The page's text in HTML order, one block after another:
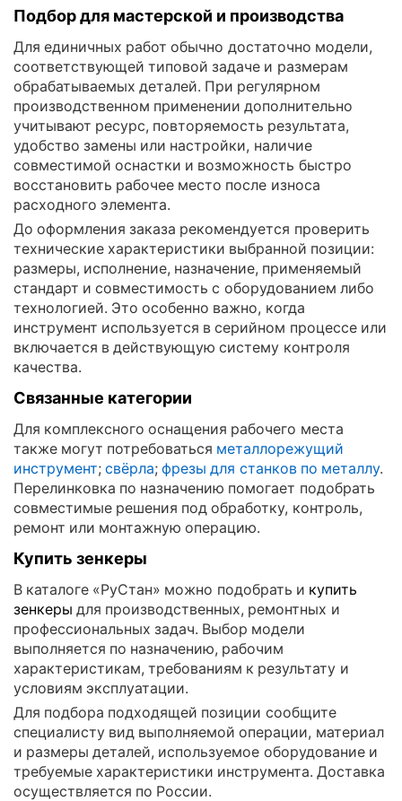
Подбор для мастерской и производства
Для единичных работ обычно достаточно модели,
соответствующей типовой задаче и размерам
обрабатываемых деталей. При регулярном
производственном применении дополнительно
учитывают ресурс, повторяемость результата,
удобство замены или настройки, наличие
совместимой оснастки и возможность быстро
восстановить рабочее место после износа
расходного элемента.
До оформления заказа рекомендуется проверить
технические характеристики выбранной позиции:
размеры, исполнение, назначение, применяемый
стандарт и совместимость с оборудованием либо
технологией. Это особенно важно, когда
инструмент используется в серийном процессе или
включается в действующую систему контроля
качества.
Связанные категории
Для комплексного оснащения рабочего места
также могут потребоваться металлорежущий
инструмент;свёрла;фрезы для станков по металлу.
Перелинковка по назначению помогает подобрать
совместимые решения под обработку, контроль,
ремонт или монтажную операцию.
Купить зенкеры
В каталоге «РуСтан» можно подобрать и купить
зенкеры для производственных, ремонтных и
профессиональных задач. Выбор модели
выполняется по назначению, рабочим
характеристикам, требованиям к результату и
условиям эксплуатации.
Для подбора подходящей позиции сообщите
специалисту вид выполняемой операции, материал
и размеры деталей, используемое оборудование и
требуемые характеристики инструмента. Доставка
осуществляется по России.